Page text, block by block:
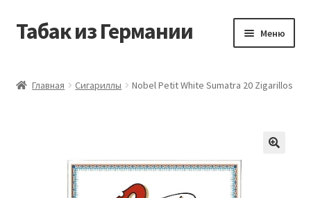
Перейти
Перейти
Табак из Германии Меню
Главная Сигариллы Nobel Petit White Sumatra 20 Zigarillos